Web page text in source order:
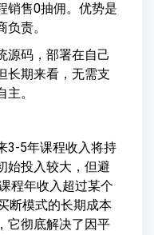
销售0抽佣。优势是
责。
源码，部署在自己
长期来看，无需支
。
3-5年课程收入将持
始投入较大，但避
程年收入超过某个
断模式的长期成本
它彻底解决了因平